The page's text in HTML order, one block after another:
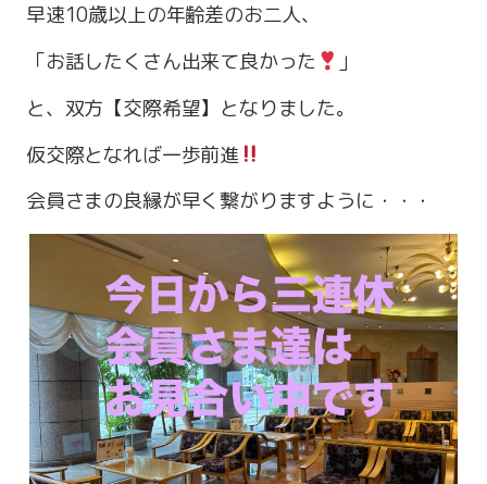
定休日 火・水曜日
お問い合わせ
早速10歳以上の年齢差のお二人、
「お話したくさん出来て良かった
」
と、双方【交際希望】となりました。
仮交際となれば一歩前進
会員さまの良縁が早く繋がりますように・・・